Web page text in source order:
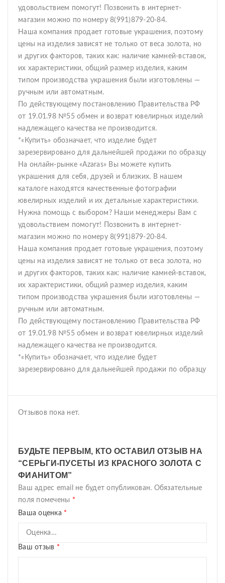
удовольствием помогут! Позвонить в интернет-
магазин можно по номеру 8(991)879-20-84.
Наша компания продает готовые украшения, поэтому
цены на изделия зависят не только от веса золота, но
и других факторов, таких как: наличие камней-вставок,
их характеристики, общий размер изделия, каким
типом производства украшения были изготовлены —
ручным или автоматным.
По действующему постановлению Правительства РФ
от 19.01.98 №55 обмен и возврат ювелирных изделий
надлежащего качества не производится.
*«Купить» обозначает, что изделие будет
зарезервировано для дальнейшей продажи по образцу
На онлайн-рынке «Azaras» Вы можете купить
украшения для себя, друзей и близких. В нашем
каталоге находятся качественные фотографии
ювелирных изделий и их детальные характеристики.
Нужна помощь с выбором? Наши менеджеры Вам с
удовольствием помогут! Позвонить в интернет-
магазин можно по номеру 8(991)879-20-84.
Наша компания продает готовые украшения, поэтому
цены на изделия зависят не только от веса золота, но
и других факторов, таких как: наличие камней-вставок,
их характеристики, общий размер изделия, каким
типом производства украшения были изготовлены —
ручным или автоматным.
По действующему постановлению Правительства РФ
от 19.01.98 №55 обмен и возврат ювелирных изделий
надлежащего качества не производится.
*«Купить» обозначает, что изделие будет
зарезервировано для дальнейшей продажи по образцу
Отзывов пока нет.
БУДЬТЕ ПЕРВЫМ, КТО ОСТАВИЛ ОТЗЫВ НА
“СЕРЬГИ-ПУСЕТЫ ИЗ КРАСНОГО ЗОЛОТА С
ФИАНИТОМ”
Ваш адрес email не будет опубликован. Обязательные
поля помечены *
Ваша оценка *
Ваш отзыв *